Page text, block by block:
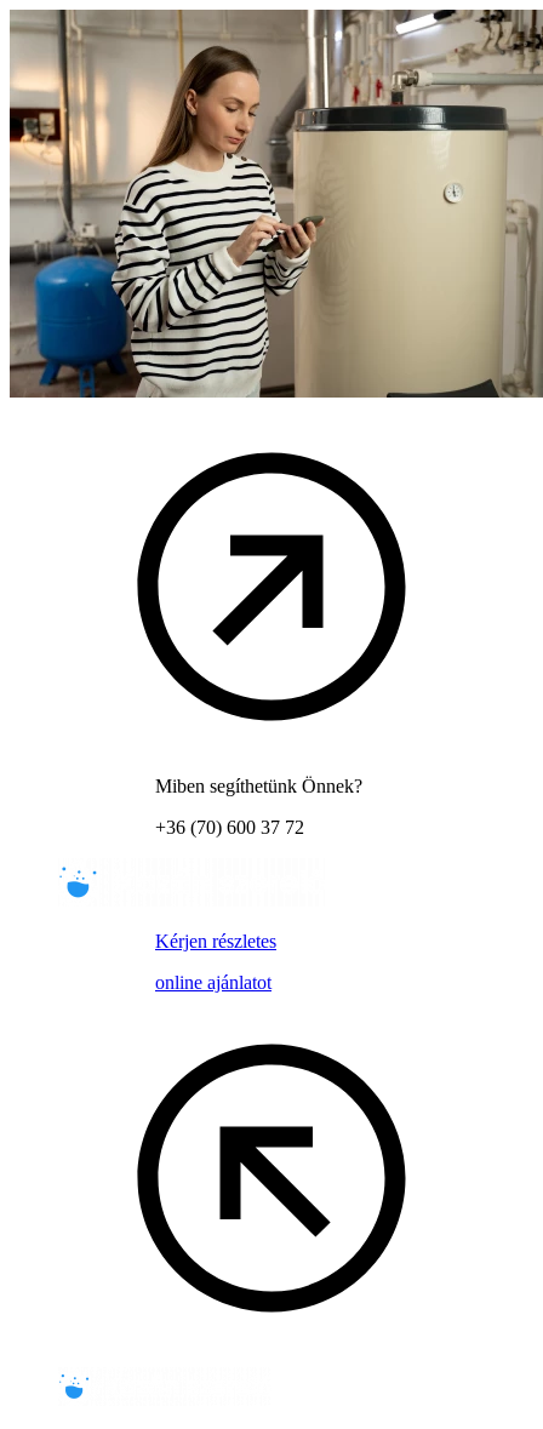
Miben segíthetünk Önnek?
+36 (70) 600 37 72
Kérjen részletes
online ajánlatot